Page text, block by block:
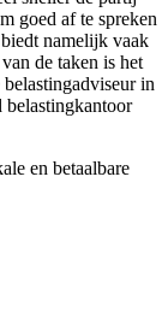
goed af te spreken
namelijk vaak
de taken is het
in
belastingkantoor
en betaalbare